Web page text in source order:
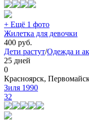
+ Ещё 1 фото
Жилетка для девочки
400 руб.
Дети растут/Одежда и
25 дней
0
Красноярск,
Зиля 1990
32